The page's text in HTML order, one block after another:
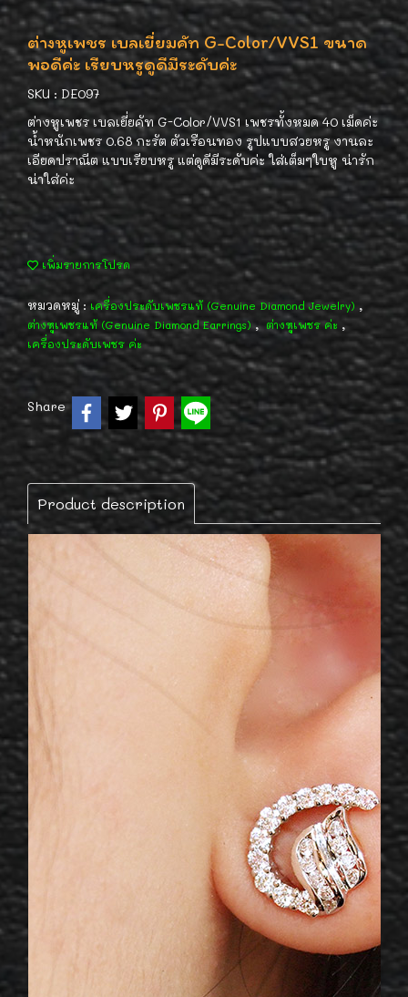
ต่างหูเพชร เบลเยี่ยมคัท G-Color/VVS1 ขนาด
พอดีค่ะ เรียบหรูดูดีมีระดับค่ะ
SKU : DE097
ต่างหูเพชร เบลเยี่ยคัท G-Color/VVS1 เพชรทั้งหมด 40 เม็ดค่ะ
น้ำหนักเพชร 0.68 กะรัต ตัวเรือนทอง รูปแบบสวยหรู งานละ
เอียดปราณีต แบบเรียบหรู แต่ดูดีมีระดับค่ะ ใส่เต็มๆใบหู น่ารัก
น่าใส่ค่ะ
เพิ่มรายการโปรด
หมวดหมู่ :เครื่องประดับเพชรแท้ (Genuine Diamond Jewelry) ,
ต่างหูเพชรแท้ (Genuine Diamond Earrings), ต่างหูเพชร ค่ะ ,
เครื่องประดับเพชร ค่ะ
Share
Product description